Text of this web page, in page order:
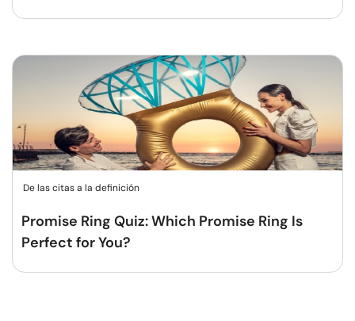
De las citas a la definición
Promise Ring Quiz: Which Promise Ring Is
Perfect for You?